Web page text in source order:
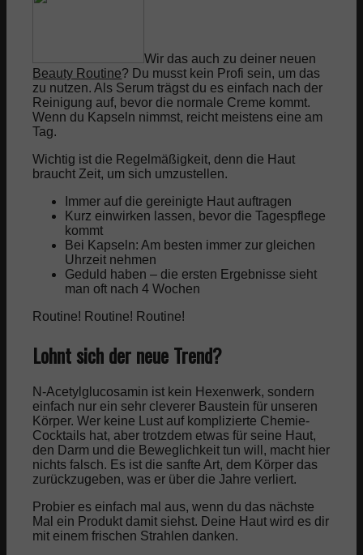
Wir das auch zu deiner neuen
Beauty Routine? Du musst kein Profi sein, um das
zu nutzen. Als Serum trägst du es einfach nach der
Reinigung auf, bevor die normale Creme kommt.
Wenn du Kapseln nimmst, reicht meistens eine am
Tag.
Wichtig ist die Regelmäßigkeit, denn die Haut
braucht Zeit, um sich umzustellen.
Immer auf die gereinigte Haut auftragen
Kurz einwirken lassen, bevor die Tagespflege
kommt
Bei Kapseln: Am besten immer zur gleichen
Uhrzeit nehmen
Geduld haben – die ersten Ergebnisse sieht
man oft nach 4 Wochen
Routine! Routine! Routine!
Lohnt sich der neue Trend?
N-Acetylglucosamin ist kein Hexenwerk, sondern
einfach nur ein sehr cleverer Baustein für unseren
Körper. Wer keine Lust auf komplizierte Chemie-
Cocktails hat, aber trotzdem etwas für seine Haut,
den Darm und die Beweglichkeit tun will, macht hier
nichts falsch. Es ist die sanfte Art, dem Körper das
zurückzugeben, was er über die Jahre verliert.
Probier es einfach mal aus, wenn du das nächste
Mal ein Produkt damit siehst. Deine Haut wird es dir
mit einem frischen Strahlen danken.